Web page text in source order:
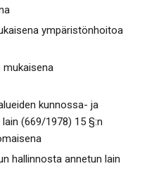
ympäristönhoitoa
mukaisena
kunnossa- ja
(669/1978) 15 §:n
hallinnosta annetun lain